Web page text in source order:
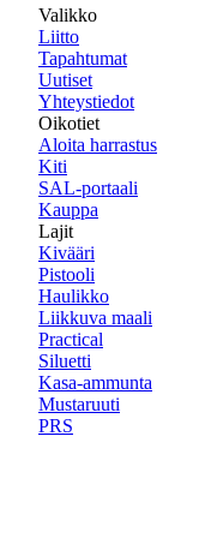
Valikko
Liitto
Tapahtumat
Uutiset
Yhteystiedot
Oikotiet
Aloita harrastus
Kiti
SAL-portaali
Kauppa
Lajit
Kivääri
Pistooli
Haulikko
Liikkuva maali
Practical
Siluetti
Kasa-ammunta
Mustaruuti
PRS